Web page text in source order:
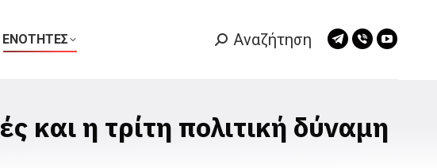
ΕΝΟΤΗΤΕΣ Search:
Αναζήτηση
Telegram
new
Viber
newnew
και η τρίτη πολιτική δύναμη